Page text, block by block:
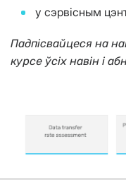
у сэрвісным
Падпісвайцеся на
курсе ўсіх навін і